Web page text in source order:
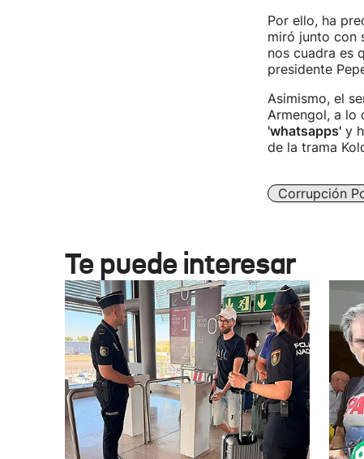
Por ello, ha
miró junto con
nos cuadra es
presidente
Asimismo, el
Armengol, a lo
'whatsapps'y
de la trama
Corrupción
Te puede interesar